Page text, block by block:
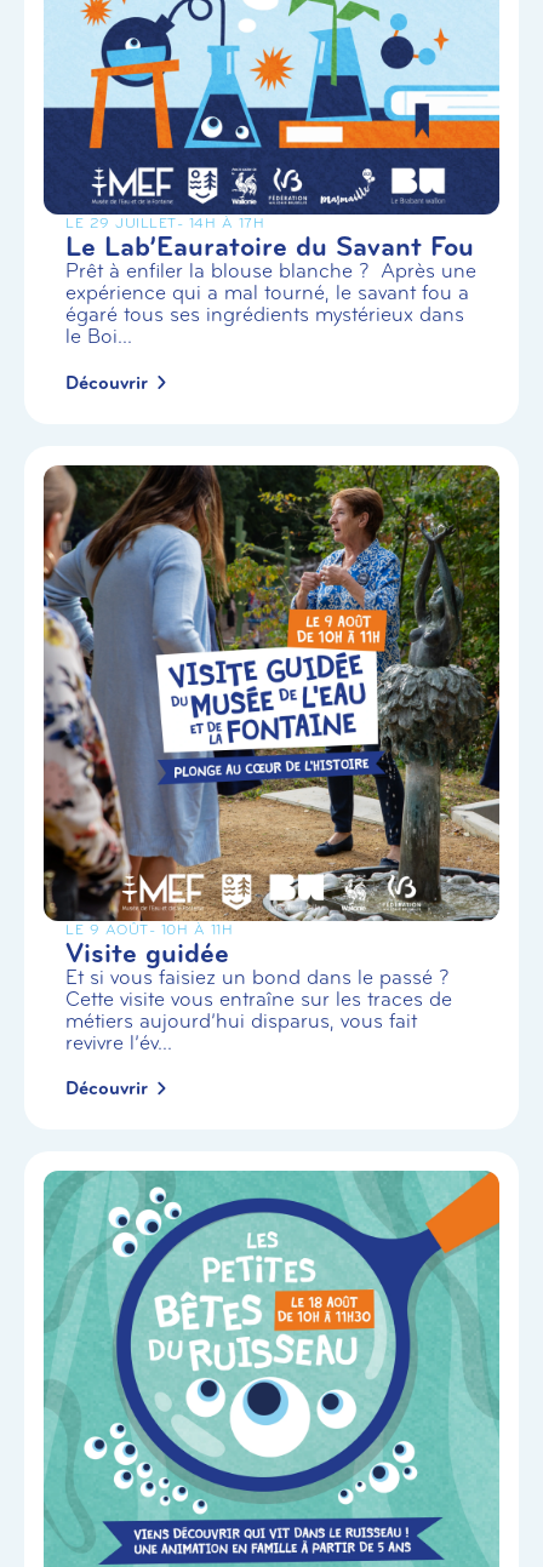
LE 29 JUILLET- 14H À 17H
Le Lab’Eauratoire du Savant Fou
Prêt à enfiler la blouse blanche ? Après une
expérience qui a mal tourné, le savant fou a
égaré tous ses ingrédients mystérieux dans
le Boi...
Découvrir
LE 9 AOÛT- 10H À 11H
Visite guidée
Et si vous faisiez un bond dans le passé ?
Cette visite vous entraîne sur les traces de
métiers aujourd’hui disparus, vous fait
revivre l’év...
Découvrir